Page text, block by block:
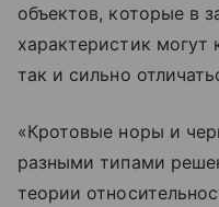
объектов, которые в
характеристик
так и сильно
«Кротовые норы и
разными типами
теории